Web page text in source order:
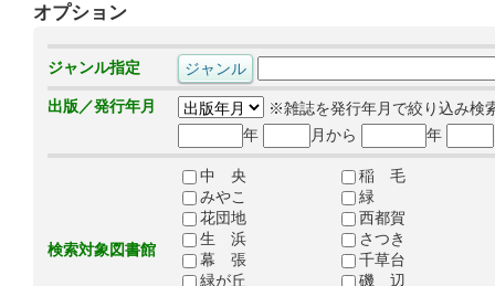
オプション
ジャンル指定
出版／発行年月
※雑誌を発行年月で絞り込み検
年
月から 年
検索対象図書館
中 央
稲 毛
みやこ
緑
花団地
西都賀
生 浜
さつき
幕 張
千草台
緑が丘
磯 辺